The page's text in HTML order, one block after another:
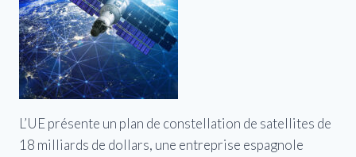
L’UE présente un plan de constellation de satellites de
18 milliards de dollars, une entreprise espagnole